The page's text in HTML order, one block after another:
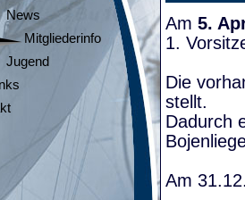
News
Mitgliederinfo
Jugend
Am 5.
1.
Die
stellt.
Dadurch
Am